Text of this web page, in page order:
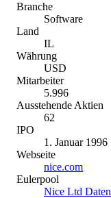
Branche
Software
Land
IL
Währung
USD
Mitarbeiter
5.996
Ausstehende Aktien
62
IPO
1. Januar 1996
Webseite
nice.com
Eulerpool
Nice Ltd Daten